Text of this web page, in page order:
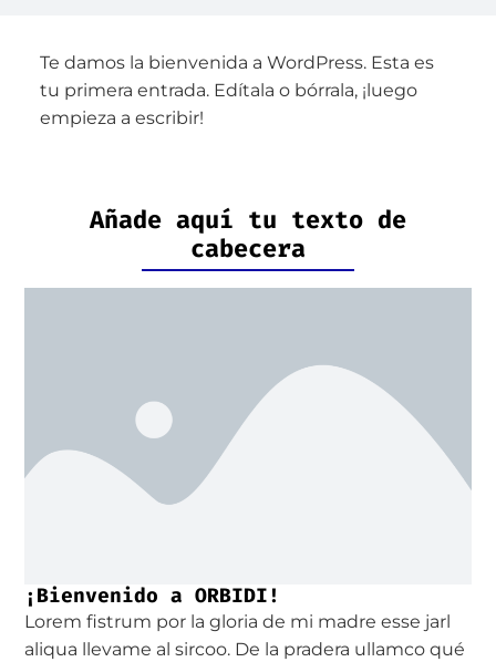
Te damos la bienvenida a WordPress. Esta es
tu primera entrada. Edítala o bórrala, ¡luego
empieza a escribir!
Añade aquí tu texto de
cabecera
¡Bienvenido a ORBIDI!
Lorem fistrum por la gloria de mi madre esse jarl
aliqua llevame al sircoo. De la pradera ullamco qué